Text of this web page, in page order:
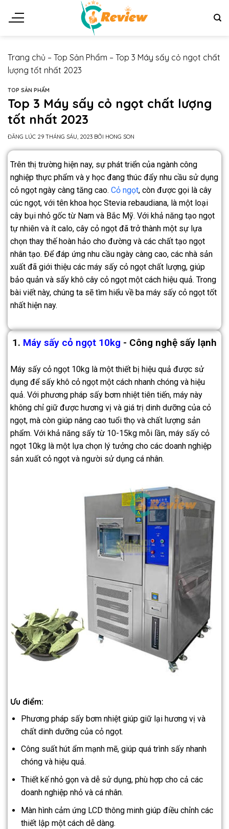
Trang chủ – Top Sản Phẩm – Top 3 Máy sấy cỏ ngọt chất
lượng tốt nhất 2023
TOP SẢN PHẨM
Top 3 Máy sấy cỏ ngọt chất lượng
tốt nhất 2023
ĐĂNG LÚC 29 THÁNG SÁU, 2023 BỞI HONG SON
Trên thị trường hiện nay, sự phát triển của ngành công
nghiệp thực phẩm và y học đang thúc đẩy nhu cầu sử dụng
cỏ ngọt ngày càng tăng cao. Cỏ ngọt, còn được gọi là cây
cúc ngọt, với tên khoa học Stevia rebaudiana, là một loại
cây bụi nhỏ gốc từ Nam và Bắc Mỹ. Với khả năng tạo ngọt
tự nhiên và ít calo, cây cỏ ngọt đã trở thành một sự lựa
chọn thay thế hoàn hảo cho đường và các chất tạo ngọt
nhân tạo. Để đáp ứng nhu cầu ngày càng cao, các nhà sản
xuất đã giới thiệu các máy sấy cỏ ngọt chất lượng, giúp
bảo quản và sấy khô cây cỏ ngọt một cách hiệu quả. Trong
bài viết này, chúng ta sẽ tìm hiểu về ba máy sấy cỏ ngọt tốt
nhất hiện nay.
1. Máy sấy cỏ ngọt 10kg - Công nghệ sấy lạnh
Máy sấy cỏ ngọt 10kg là một thiết bị hiệu quả được sử
dụng để sấy khô cỏ ngọt một cách nhanh chóng và hiệu
quả. Với phương pháp sấy bơm nhiệt tiên tiến, máy này
không chỉ giữ được hương vị và giá trị dinh dưỡng của cỏ
ngọt, mà còn giúp nâng cao tuổi thọ và chất lượng sản
phẩm. Với khả năng sấy từ 10-15kg mỗi lần, máy sấy cỏ
ngọt 10kg là một lựa chọn lý tưởng cho các doanh nghiệp
sản xuất cỏ ngọt và người sử dụng cá nhân.
Ưu điểm:
Phương pháp sấy bơm nhiệt giúp giữ lại hương vị và
chất dinh dưỡng của cỏ ngọt.
Công suất hút ẩm mạnh mẽ, giúp quá trình sấy nhanh
chóng và hiệu quả.
Thiết kế nhỏ gọn và dễ sử dụng, phù hợp cho cả các
doanh nghiệp nhỏ và cá nhân.
Màn hình cảm ứng LCD thông minh giúp điều chỉnh các
thiết lập một cách dễ dàng.